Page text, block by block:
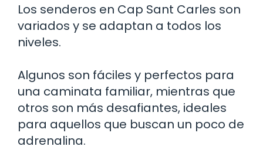
Los senderos en Cap Sant Carles son
variados y se adaptan a todos los
niveles.
Algunos son fáciles y perfectos para
una caminata familiar, mientras que
otros son más desafiantes, ideales
para aquellos que buscan un poco de
adrenalina.